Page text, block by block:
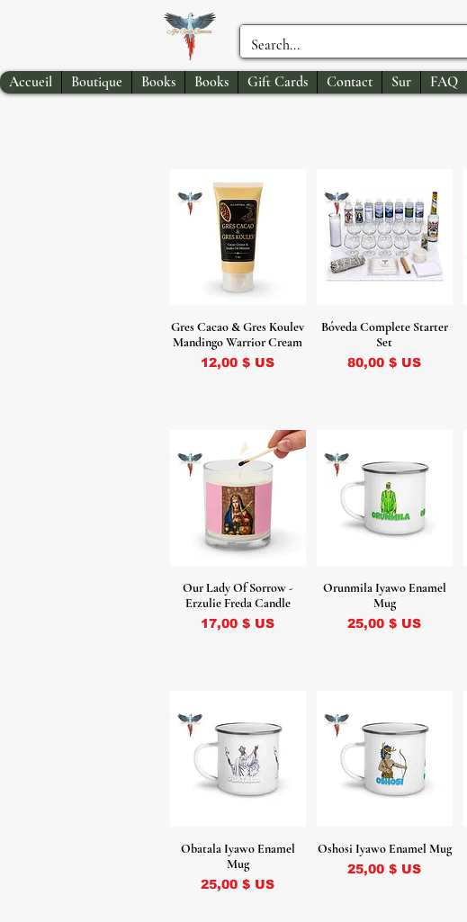
Accueil Boutique Books Books Gift Cards Contact Sur FAQ
Gres Cacao & Gres Koulev
Mandingo Warrior Cream
Prix
12,00 $ US
Bóveda Complete Starter
Set
Prix
80,00 $ US
Our Lady Of Sorrow -
Erzulie Freda Candle
Prix
17,00 $ US
Orunmila Iyawo Enamel
Mug
Prix
25,00 $ US
Obatala Iyawo Enamel
Mug
Prix
25,00 $ US
Oshosi Iyawo Enamel Mug
Prix
25,00 $ US